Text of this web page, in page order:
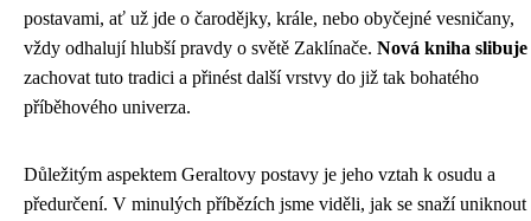
postavami, ať už jde o čarodějky, krále, nebo obyčejné vesničany,
vždy odhalují hlubší pravdy o světě Zaklínače. Nová kniha slibuje
zachovat tuto tradici a přinést další vrstvy do již tak bohatého
příběhového univerza.
Důležitým aspektem Geraltovy postavy je jeho vztah k osudu a
předurčení. V minulých příbězích jsme viděli, jak se snaží uniknout